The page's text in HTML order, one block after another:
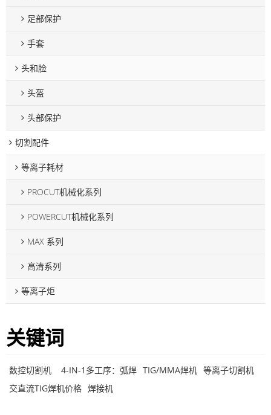
足部保护
手套
头和脸
头盔
头部保护
切割配件
等离子耗材
PROCUT机械化系列
POWERCUT机械化系列
MAX 系列
高清系列
等离子炬
关键词
数控切割机 4-IN-1多工序：弧焊 TIG/MMA焊机 等离子切割机
交直流TIG焊机价格 焊接机